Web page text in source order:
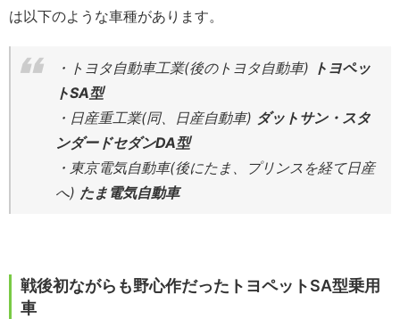
は以下のような車種があります。
・トヨタ自動車工業(後のトヨタ自動車) トヨペッ
トSA型
・日産重工業(同、日産自動車) ダットサン・スタ
ンダードセダンDA型
・東京電気自動車(後にたま、プリンスを経て日産
へ) たま電気自動車
戦後初ながらも野心作だったトヨペットSA型乗用
車